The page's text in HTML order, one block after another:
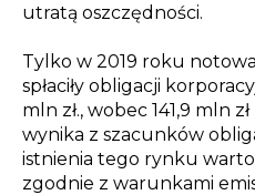
utratą oszczędności.
Tylko w 2019 roku
spłaciły obligacji
mln zł., wobec 141,9 mln
wynika z szacunków
istnienia tego rynku
zgodnie z warunkami